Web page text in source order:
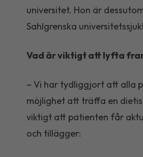
universitet. Hon är
Sahlgrenska
Vad är viktigt att lyfta
– Vi har tydliggjort att alla
möjlighet att träffa en
viktigt att patienten får
och tillägger: